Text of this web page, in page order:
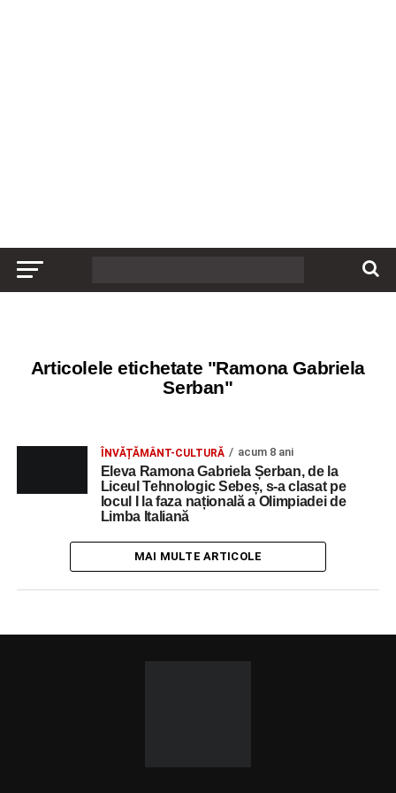
Articolele etichetate "Ramona Gabriela
Serban"
ÎNVĂȚĂMÂNT-CULTURĂ acum 8 ani
Eleva Ramona Gabriela Șerban, de la
Liceul Tehnologic Sebeș, s-a clasat pe
locul I la faza națională a Olimpiadei de
Limba Italiană
MAI MULTE ARTICOLE